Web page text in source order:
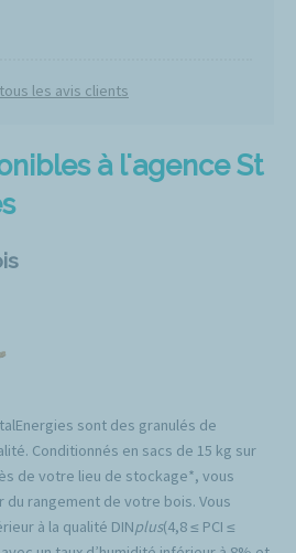
à l'agence St
sont des granulés de
Conditionnés en sacs de 15 kg sur
de votre lieu de stockage*, vous
du rangement de votre bois. Vous
à la qualité DINplus(4,8 ≤ PCI ≤
les avis clients